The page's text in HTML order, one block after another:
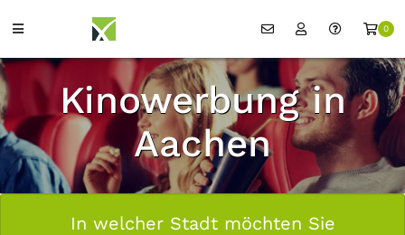
0
Kinowerbung in
Aachen
In welcher Stadt möchten Sie